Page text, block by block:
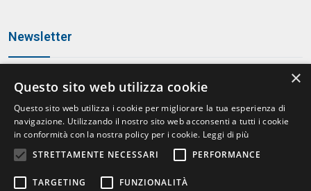
Newsletter
Accetto le politiche dellaPrivacy Policy
×
Questo sito web utilizza cookie
Questo sito web utilizza i cookie per migliorare la tua esperienza di
navigazione. Utilizzando il nostro sito web acconsenti a tutti i cookie
in conformità con la nostra policy per i cookie. Leggi di più
STRETTAMENTE NECESSARI
PERFORMANCE
TARGETING FUNZIONALITÀ